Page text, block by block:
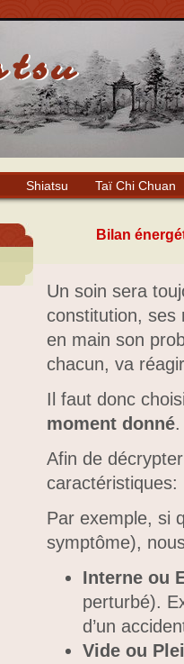
Shiatsu Taï Chi Chuan
Bilan
Un soin sera
constitution, ses
en main son
chacun, va
Il faut donc
moment donné.
Afin de
caractéristiques:
Par exemple, si
symptôme),
Interne ou
perturbé).
d’un
Vide ou